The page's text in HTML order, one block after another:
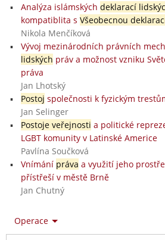
Analýza islámských deklarací
kompatiblita s Všeobecnou
Nikola Menčíková
Vývoj mezinárodních právních
lidských práv a možnost vzniku
práva
Jan Lhotský
Postoj společnosti k fyzickým
Jan Selinger
Postoje veřejnosti a politické
LGBT komunity v Latinské Americe
Pavlína Součková
Vnímání práva a využití jeho
přístřeší v městě Brně
Jan Chutný
Operace